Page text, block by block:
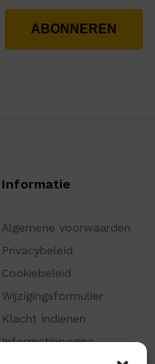
Informatie
Algemene voorwaarden
Privacybeleid
Cookiebeleid
Wijzigingsformulier
Klacht indienen
Informatiepagina